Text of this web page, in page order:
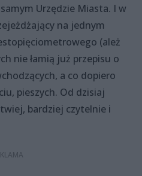
Urzędzie Miasta. I w
na jednym
(ależ
nie łamią już przepisu o
a co dopiero
pieszych. Od dzisiaj
bardziej czytelnie i